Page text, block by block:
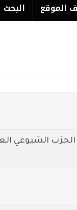
الموقع البحث
الشيوعي